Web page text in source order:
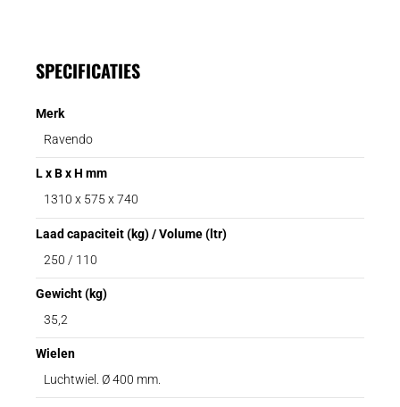
SPECIFICATIES
Merk
Ravendo
L x B x H mm
1310 x 575 x 740
Laad capaciteit (kg) / Volume (ltr)
250 / 110
Gewicht (kg)
35,2
Wielen
Luchtwiel. Ø 400 mm.